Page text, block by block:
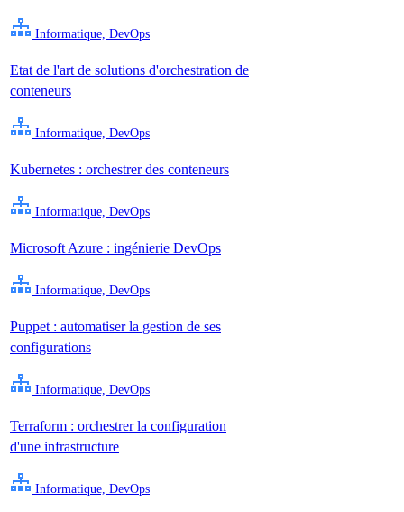
Informatique, DevOps
Etat de l'art de solutions d'orchestration de
conteneurs
Informatique, DevOps
Kubernetes : orchestrer des conteneurs
Informatique, DevOps
Microsoft Azure : ingénierie DevOps
Informatique, DevOps
Puppet : automatiser la gestion de ses
configurations
Informatique, DevOps
Terraform : orchestrer la configuration
d'une infrastructure
Informatique, DevOps